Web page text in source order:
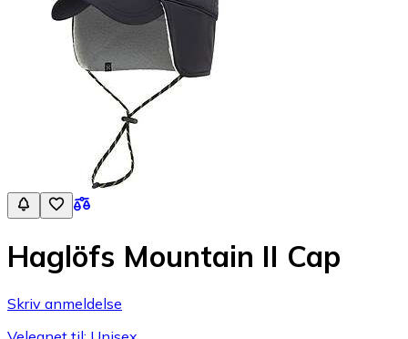
Haglöfs Mountain II Cap
Skriv anmeldelse